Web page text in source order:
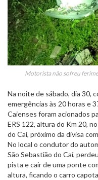
Motorista não sofreu
Na noite de sábado, dia 30,
emergências às 20 horas e
Caienses foram acionados
ERS 122, altura do Km 20,
do Caí, próximo da divisa
No local o condutor do
São Sebastião do Caí,
pista e cair de uma ponte
altura, ficando o carro